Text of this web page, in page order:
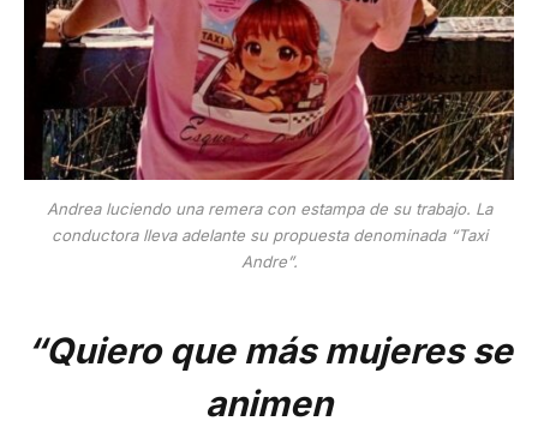
Andrea luciendo una remera con estampa de su trabajo. La
conductora lleva adelante su propuesta denominada “Taxi
Andre”.
“Quiero que más mujeres se
animen